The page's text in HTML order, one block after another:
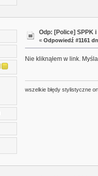
Odp: [Police] SPPK
«Odpowiedź #1161
Nie kliknąłem w link.
wszelkie błędy stylistyczne